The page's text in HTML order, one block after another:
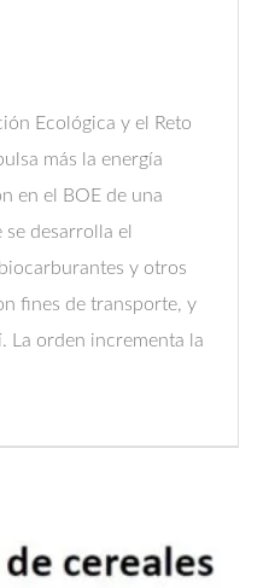
Ecológica y el Reto
más la energía
en el BOE de una
desarrolla el
y otros
fines de transporte, y
La orden incrementa la